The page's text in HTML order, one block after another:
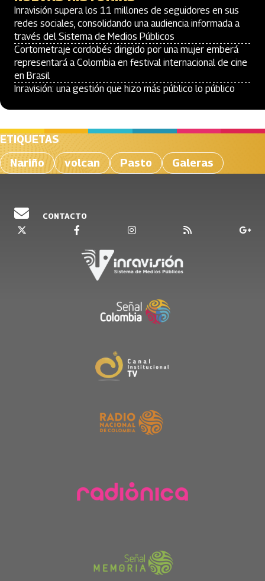
Inravisión supera los 11 millones de seguidores en sus
redes sociales, consolidando una audiencia informada a
través del Sistema de Medios Públicos
Cortometraje cordobés dirigido por una mujer emberá
representará a Colombia en festival internacional de cine
en Brasil
Inravisión: una gestión que hizo más público lo público
ETIQUETAS
Nariño
volcan Pasto Galeras
CONTACTO